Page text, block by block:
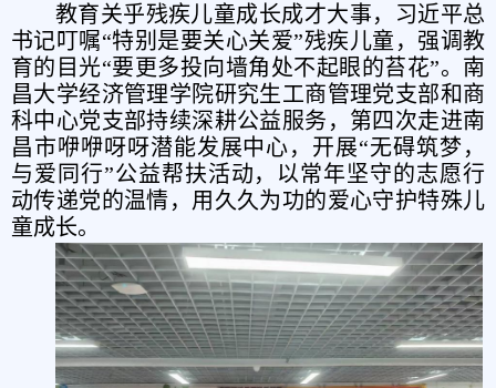
教育关乎残疾儿童成长成才大事，习近平总
书记叮嘱“特别是要关心关爱”残疾儿童，强调教
育的目光“要更多投向墙角处不起眼的苔花”。南
昌大学经济管理学院研究生工商管理党支部和商
科中心党支部持续深耕公益服务，第四次走进南
昌市咿咿呀呀潜能发展中心，开展“无碍筑梦，
与爱同行”公益帮扶活动，以常年坚守的志愿行
动传递党的温情，用久久为功的爱心守护特殊儿
童成长。